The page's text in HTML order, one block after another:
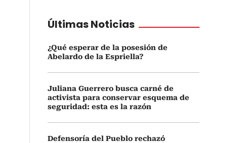
Últimas Noticias
¿Qué esperar de la posesión de
Abelardo de la Espriella?
Juliana Guerrero busca carné de
activista para conservar esquema de
seguridad: esta es la razón
Defensoría del Pueblo rechazó